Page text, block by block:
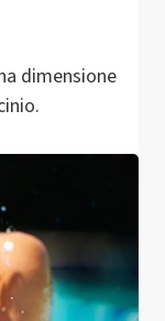
dimensione